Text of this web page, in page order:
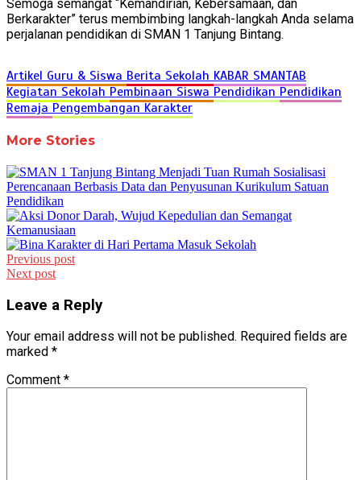
Semoga semangat “Kemandirian, Kebersamaan, dan
Berkarakter” terus membimbing langkah-langkah Anda selama
perjalanan pendidikan di SMAN 1 Tanjung Bintang.
Artikel Guru & Siswa Berita Sekolah KABAR SMANTAB
Kegiatan SekolahPembinaan SiswaPendidikanPendidikan
RemajaPengembangan Karakter
More Stories
Post
navigation
Previous post
Next post
Leave a Reply
Your email address will not be published. Required fields are
marked *
Comment *